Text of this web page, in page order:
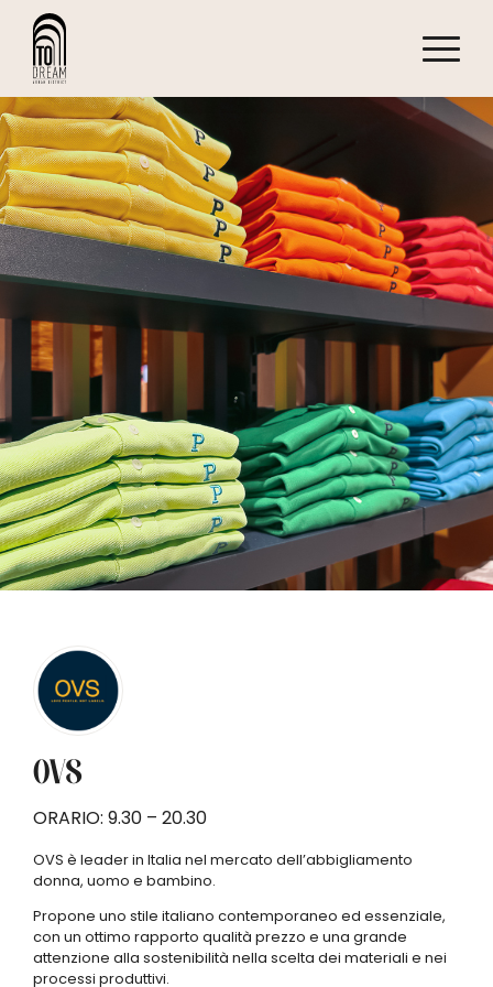
OVS
ORARIO: 9.30 – 20.30
OVS è leader in Italia nel mercato dell’abbigliamento
donna, uomo e bambino.
Propone uno stile italiano contemporaneo ed essenziale,
con un ottimo rapporto qualità prezzo e una grande
attenzione alla sostenibilità nella scelta dei materiali e nei
processi produttivi.
48
P P P